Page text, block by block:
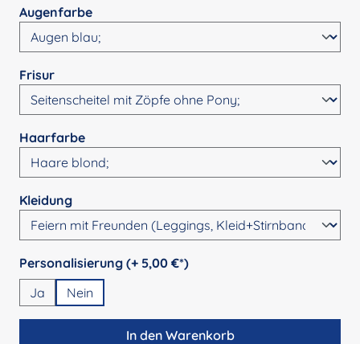
Augenfarbeauswählen
Frisurauswählen
Haarfarbeauswählen
Kleidungauswählen
Personalisierung (+ 5,00 €*)auswählen
Ja
Nein
In den Warenkorb